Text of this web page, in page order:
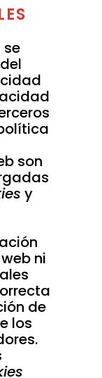
se
son
y
ni
de
los